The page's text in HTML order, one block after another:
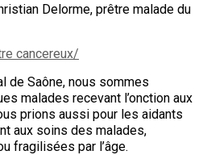
Delorme, prêtre malade du
cancereux/
de Saône, nous sommes
malades recevant l’onction aux
prions aussi pour les aidants
aux soins des malades,
fragilisées par l’âge.